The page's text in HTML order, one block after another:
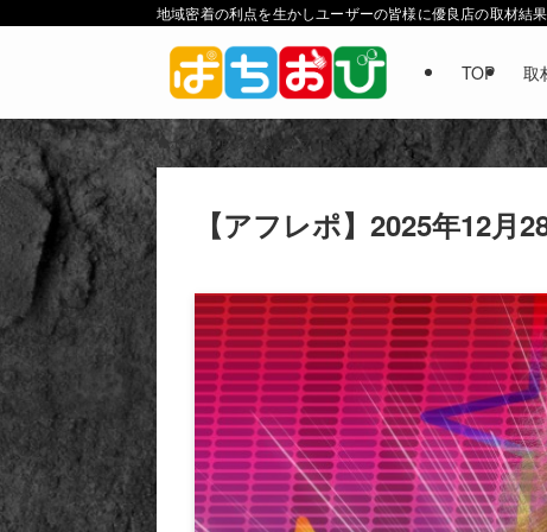
地域密着の利点を生かしユーザーの皆様に優良店の取材結
TOP 取
ホーム 取材結果 アフレポ
【アフレポ】2025年12月